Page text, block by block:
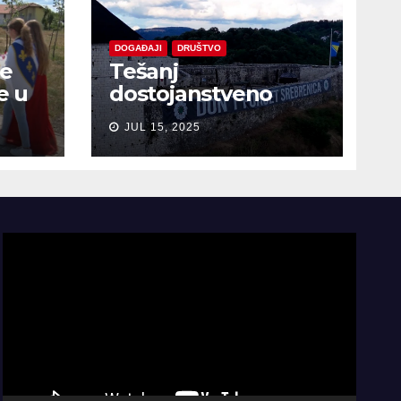
u
DOGAĐAJI DRUŠTVO
Tešanj
dostojanstveno
obilježio Dan
sjećanja na žrtve
genocida u
JUL 15, 2025